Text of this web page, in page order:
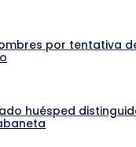
por tentativa
huésped